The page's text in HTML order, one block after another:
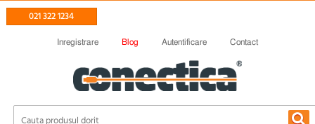
021 322 1234
Inregistrare Blog Autentificare Contact